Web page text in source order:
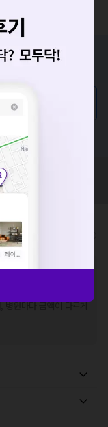
나요?
보러가기
비급여/급여 진료란?
상이할 수 있으니, 정확
있는 급여 진료 기준 가
병원마다 금액이 다르게
.
후 다시 시도해주
채널톡으로 문의